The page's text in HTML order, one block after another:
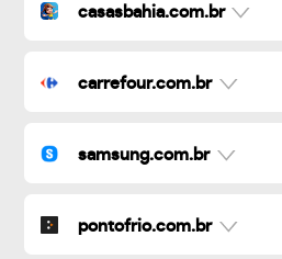
casasbahia.com.br
carrefour.com.br
samsung.com.br
pontofrio.com.br